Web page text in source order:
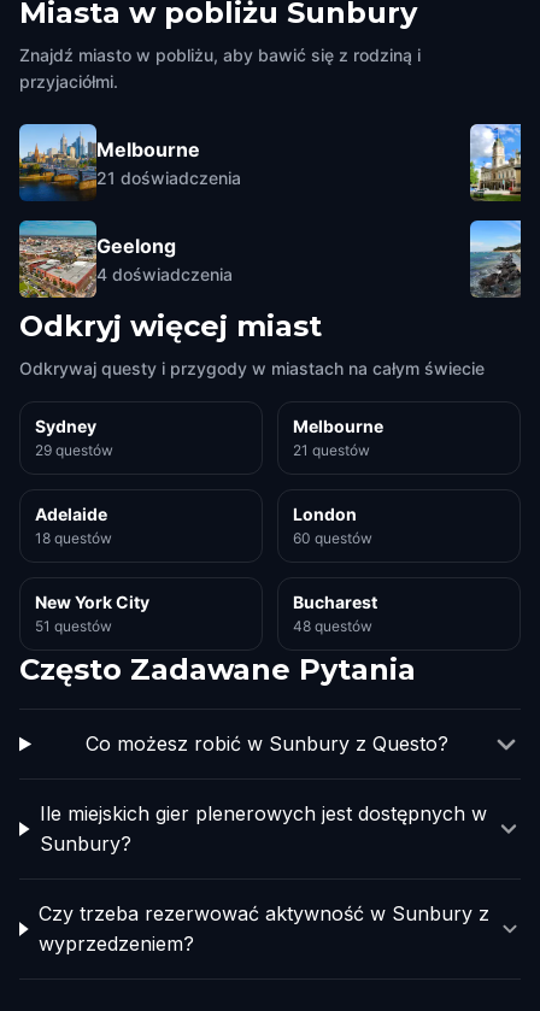
Miasta w pobliżu Sunbury
Znajdź miasto w pobliżu, aby bawić się z rodziną i
przyjaciółmi.
Melbourne
21 doświadczenia
Geelong
4 doświadczenia
Odkryj więcej miast
Odkrywaj questy i przygody w miastach na całym świecie
Sydney
29 questów
Melbourne
21 questów
Adelaide
18 questów
London
60 questów
New York City
51 questów
Bucharest
48 questów
Często Zadawane Pytania
Co możesz robić w Sunbury z Questo?
Ile miejskich gier plenerowych jest dostępnych w
Sunbury?
Czy trzeba rezerwować aktywność w Sunbury z
wyprzedzeniem?